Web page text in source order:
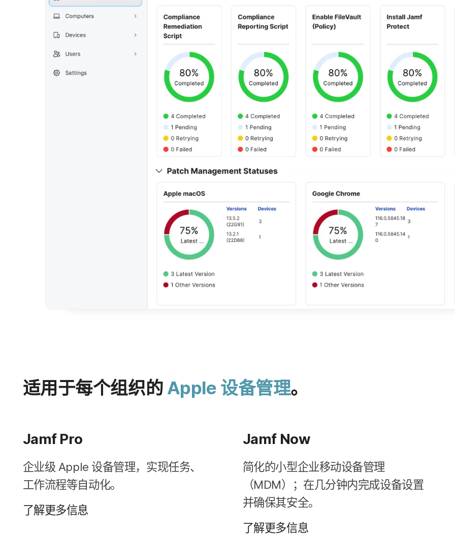
适用于​每​个​组织​的 Apple 设备​管理。
Jamf Pro
企业​级 Apple 设备​管理，​实现​任务、​
工作​流程​等​自动化。
了解​更​多​信息
Jamf Now
简化​的​小型​企业​移动​设备​管理​
（MDM）；​在​几​分​钟​内​完成​设备​设置​
并确保其​安全。
了解​更​多​信息